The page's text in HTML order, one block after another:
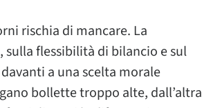
rischia di mancare. La
sulla flessibilità di bilancio e sul
a una scelta morale
bollette troppo alte, dall’altra